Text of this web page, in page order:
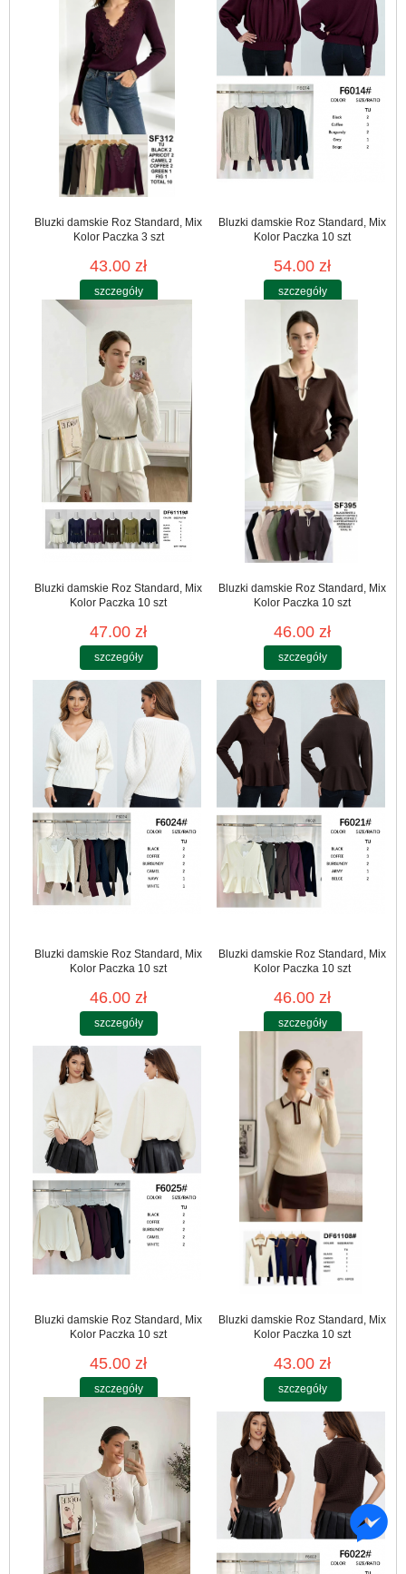
Bluzki damskie Roz Standard, Mix
Kolor Paczka 3 szt
43.00 zł
szczegóły
Bluzki damskie Roz Standard, Mix
Kolor Paczka 10 szt
54.00 zł
szczegóły
Bluzki damskie Roz Standard, Mix
Kolor Paczka 10 szt
47.00 zł
szczegóły
Bluzki damskie Roz Standard, Mix
Kolor Paczka 10 szt
46.00 zł
szczegóły
Bluzki damskie Roz Standard, Mix
Kolor Paczka 10 szt
46.00 zł
szczegóły
Bluzki damskie Roz Standard, Mix
Kolor Paczka 10 szt
46.00 zł
szczegóły
Bluzki damskie Roz Standard, Mix
Kolor Paczka 10 szt
45.00 zł
szczegóły
Bluzki damskie Roz Standard, Mix
Kolor Paczka 10 szt
43.00 zł
szczegóły